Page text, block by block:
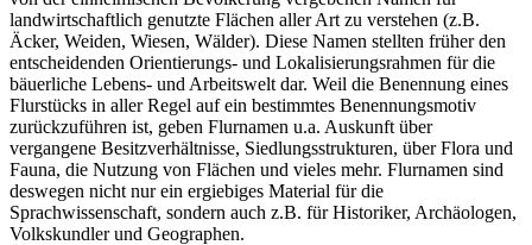
landwirtschaftlich genutzte Flächen aller Art zu verstehen (z.B.
Äcker, Weiden, Wiesen, Wälder). Diese Namen stellten früher den
entscheidenden Orientierungs- und Lokalisierungsrahmen für die
bäuerliche Lebens- und Arbeitswelt dar. Weil die Benennung eines
Flurstücks in aller Regel auf ein bestimmtes Benennungsmotiv
zurückzuführen ist, geben Flurnamen u.a. Auskunft über
vergangene Besitzverhältnisse, Siedlungsstrukturen, über Flora und
Fauna, die Nutzung von Flächen und vieles mehr. Flurnamen sind
deswegen nicht nur ein ergiebiges Material für die
Sprachwissenschaft, sondern auch z.B. für Historiker, Archäologen,
Volkskundler und Geographen.